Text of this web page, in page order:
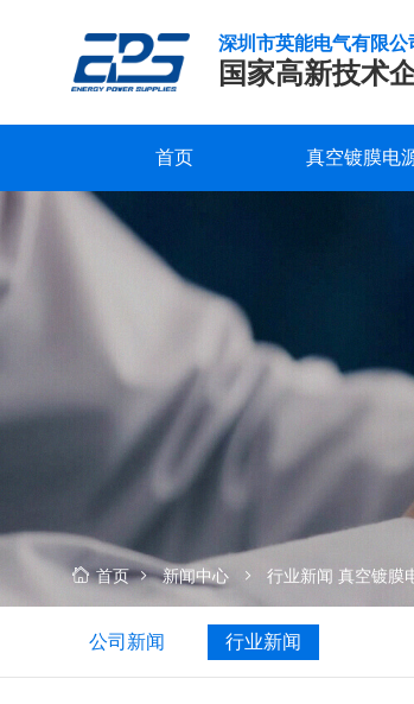
深圳市英能电气有限公
国家高新技术
首页 真空镀膜电
研发实力
品质保证
服务支持
下载中心
公司新闻
公司概况
发展历程
联系我们
镀
膜
离
洗
首页 新闻中心 行业新闻 真空镀膜
公司新闻 行业新闻